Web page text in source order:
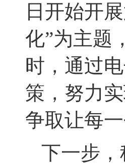
日开始开
化”为主题
时，通过
策，努力
争取让每
下一步，